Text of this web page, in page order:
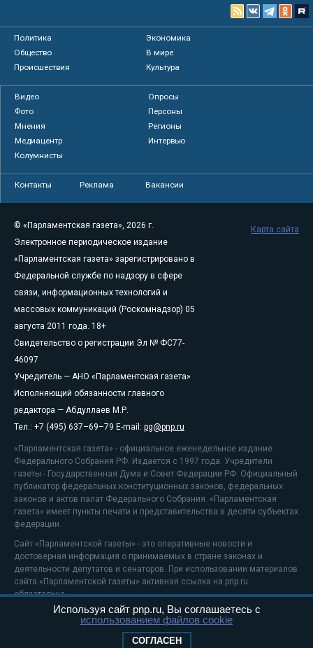
Политика
Экономика
Общество
В мире
Происшествия
Культура
Видео
Опросы
Фото
Персоны
Мнения
Регионы
Медиацентр
Интервью
Колумнисты
Контакты Реклама Вакансии
© «Парламентская газета», 2026 г.
Электронное периодическое издание
«Парламентская газета» зарегистрировано в
Федеральной службе по надзору в сфере
связи, информационных технологий и
массовых коммуникаций (Роскомнадзор) 05
августа 2011 года. 18+
Свидетельство о регистрации Эл № ФС77-
46097
Учредитель — АНО «Парламентская газета»
Исполняющий обязанности главного
редактора — Абдуллаев М.Р.
Тел.: +7 (495) 637–69–79 E-mail: pg@pnp.ru
«Парламентская газета» - официальное еженедельное издание
Федерального Собрания РФ. Издается с 1997 года. Учредители
газеты - Государственная Дума и Совет Федерации РФ. Официальный
публикатор федеральных конституционных законов, федеральных
законов и актов палат Федерального Собрания. «Парламентская
газета» имеет пункты печати и представительства в десяти субъектах
федерации.
Сайт «Парламентской газеты» - это оперативные новости и
достоверная информация о принимаемых в стране законах и
деятельности депутатов и сенаторов. При использовании материалов
сайта «Парламентской газеты» активная ссылка на pnp.ru
обязательна.
На информационном ресурсе применяютсярекомендательные
Положение о защите персональных данных
Карта сайта
Используя сайт pnp.ru, Вы соглашаетесь с
использованием файлов cookie
СОГЛАСЕН